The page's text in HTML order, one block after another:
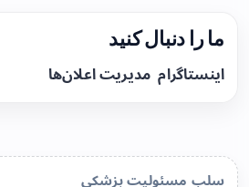
ما را دنبال کنید
اینستاگرام مدیریت اعلان‌ها
سلب مسئولیت پزشکی